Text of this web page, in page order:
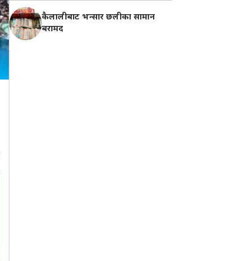
कैलालीबाट भन्सार छलीका सामान
बरामद